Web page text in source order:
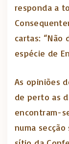
responda a
cartas: “Não
espécie de
As opiniões
de perto as
encontram-
numa